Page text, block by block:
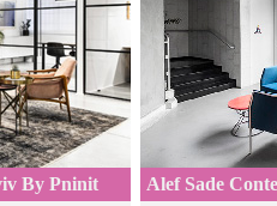
By Pninit
Alef Sade